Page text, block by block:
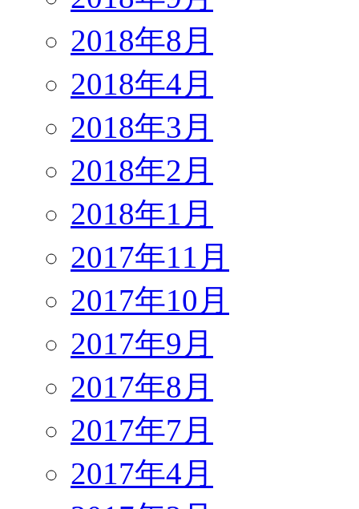
2018年8月
2018年4月
2018年3月
2018年2月
2018年1月
2017年11月
2017年10月
2017年9月
2017年8月
2017年7月
2017年4月